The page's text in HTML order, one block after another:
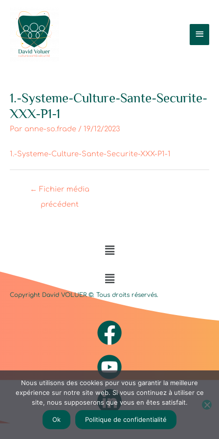
contenu
1.-Systeme-Culture-Sante-Securite-
XXX-P1-1
Par anne-so.frade / 19/12/2023
1.-Systeme-Culture-Sante-Securite-XXX-P1-1
navigation
← Fichier média
précédent
Menu
Menu
Copyright David VOLUER©. Tous droits réservés.
Nous utilisons des cookies pour vous garantir la meilleure
expérience sur notre site web. Si vous continuez à utiliser ce
site, nous supposerons que vous en êtes satisfait.
Ok Politique de confidentialité